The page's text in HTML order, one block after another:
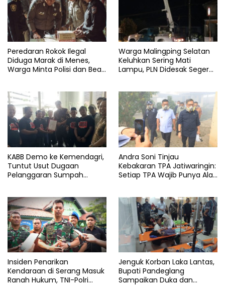
featured
info
banten
Kabupaten
Kecamatan
Ludes
Pandeglang
Pom
bensin
Saketi
Terbakar
Peredaran Rokok Ilegal
Diduga Marak di Menes,
Warga Minta Polisi dan Bea
Warga Malingping Selatan
Keluhkan Sering Mati
Lampu, PLN Didesak Segera
KABB Demo ke Kemendagri,
Tuntut Usut Dugaan
Pelanggaran Sumpah
Andra Soni Tinjau
Kebakaran TPA Jatiwaringin:
Setiap TPA Wajib Punya Alat
Insiden Penarikan
Kendaraan di Serang Masuk
Ranah Hukum, TNI-Polri
Jenguk Korban Laka Lantas,
Bupati Pandeglang
Sampaikan Duka dan